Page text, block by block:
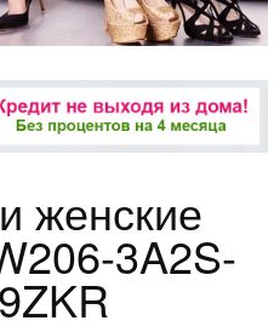
женские
3A2S-